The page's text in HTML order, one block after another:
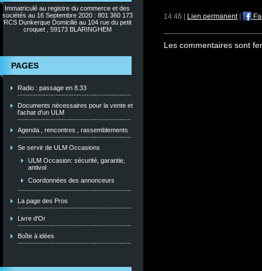
Immatriculé au registre du commerce et des
sociétés au 16 Septembre 2020 : 801 360 173
RCS Dunkerque Domicilié au 104 rue du petit
croquet , 59173 BLARINGHEM
PAGES
Radio : passage en 8.33
Documents nécessaires pour la vente et
l'achat d'un ULM
Agenda , rencontres , rassemblements
Se servir de ULM Occasions
ULM Occasion: sécurité, garantie,
antivol
Coordonnées des annonceurs
La page des Pros
Livre d'Or
Boîte à idées
14:46 | Lien permanent|
Les commentaires sont